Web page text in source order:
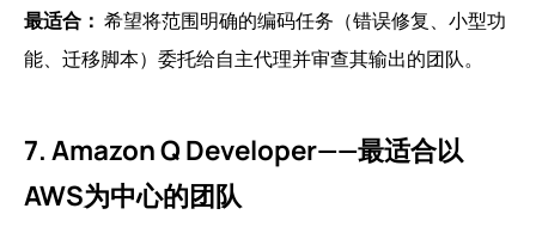
最适合： 希望将范围明确的编码任务（错误修复、小型功
能、迁移脚本）委托给自主代理并审查其输出的团队。
7. Amazon Q Developer——最适合以
AWS为中心的团队